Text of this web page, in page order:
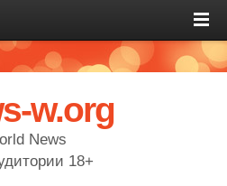
w.org
News
18+